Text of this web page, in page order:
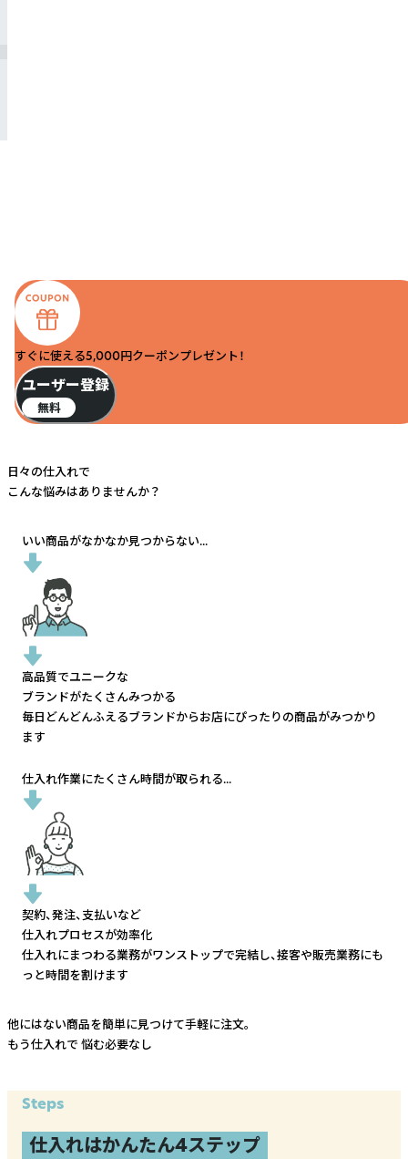
すぐに使える5,000円クーポンプレゼント！
ユーザー登録
無料
日々の仕入れで
こんな悩みはありませんか？
いい商品がなかなか見つからない...
高品質でユニークな
ブランドがたくさんみつかる
毎日どんどんふえるブランドからお店にぴったりの商品がみつかり
ます
仕入れ作業にたくさん時間が取られる...
契約、発注、支払いなど
仕入れプロセスが効率化
仕入れにまつわる業務がワンストップで完結し、接客や販売業務にも
っと時間を割けます
他にはない商品を簡単に見つけて手軽に注文。
もう仕入れで 悩む必要なし
Steps
仕入れはかんたん4ステップ